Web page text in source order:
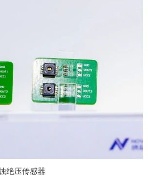
绝压传感器